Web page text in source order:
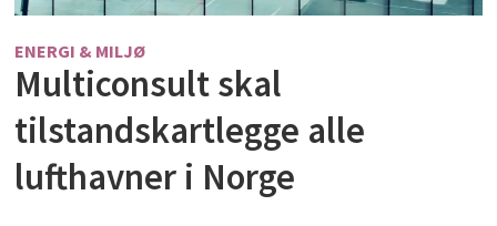
ENERGI & MILJØ
Multiconsult skal
tilstandskartlegge alle
lufthavner i Norge